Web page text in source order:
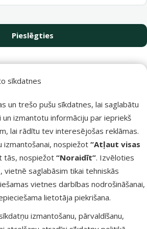
sīkdatnes
un trešo pušu sīkdatnes, lai saglabātu
izmantotu informāciju par iepriekš
lai rādītu tev interesējošas reklāmas.
izmantošanai, nospiežot “Atļaut visas
tās, nospiežot “Noraidīt”. Izvēloties
vietnē saglabāsim tikai tehniskās
vietnes darbības nodrošināšanai,
lietotāja piekrišana.
izmantošanu, pārvaldīšanu,
Pieslēgties
pirmajam pirkumam.
Reģistrēties
Zvani – 26 100 502
Apmeklē klātienē
kādu no mūsu veikaliem